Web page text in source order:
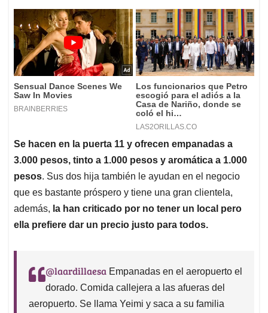
Se hacen en la puerta 11 y ofrecen empanadas a
3.000 pesos, tinto a 1.000 pesos y aromática a 1.000
pesos. Sus dos hija también le ayudan en el negocio
que es bastante próspero y tiene una gran clientela,
además, la han criticado por no tener un local pero
ella prefiere dar un precio justo para todos.
@laardillaesa Empanadas en el aeropuerto el
dorado. Comida callejera a las afueras del
aeropuerto. Se llama Yeimi y saca a su familia